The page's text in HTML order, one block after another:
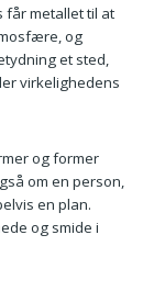
får metallet til at
og
et sted,
virkelighedens
og former
om en person,
en plan.
og smide i